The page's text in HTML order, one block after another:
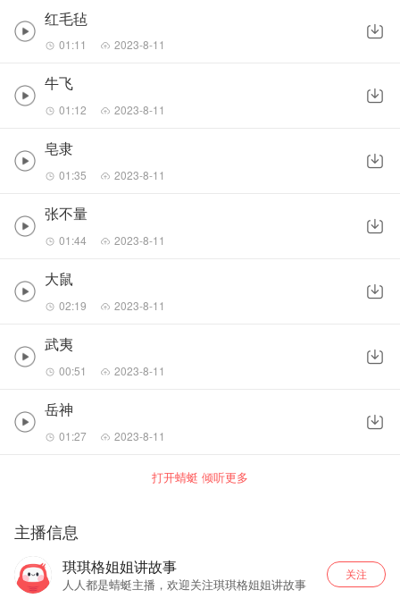
红毛毡
01:11 2023-8-11
牛飞
01:12 2023-8-11
皂隶
01:35 2023-8-11
张不量
01:44 2023-8-11
大鼠
02:19 2023-8-11
武夷
00:51 2023-8-11
岳神
01:27 2023-8-11
打开蜻蜓 倾听更多
主播信息
琪琪格姐姐讲故事
人人都是蜻蜓主播，欢迎关注琪琪格姐姐讲故事
关注